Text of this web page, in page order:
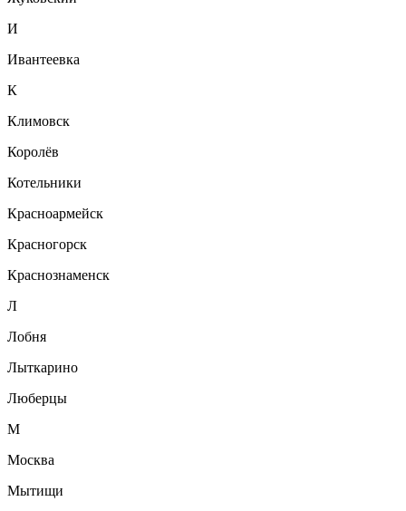
И
Ивантеевка
К
Климовск
Королёв
Котельники
Красноармейск
Красногорск
Краснознаменск
Л
Лобня
Лыткарино
Люберцы
М
Москва
Мытищи